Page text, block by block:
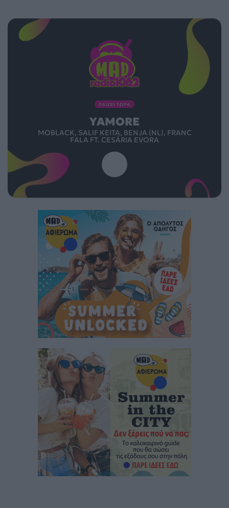
ΠΑΙΖΕΙ ΤΩΡΑ
YAMORE
MOBLACK, SALIF KEITA, BENJA (NL), FRANC
FALA FT. CESÁRIA EVORA